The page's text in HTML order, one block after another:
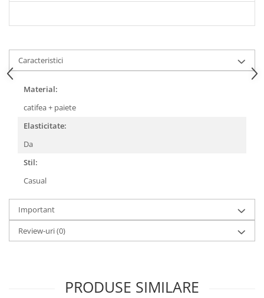
Caracteristici
Material:
catifea + paiete
Elasticitate:
Da
Stil:
Casual
Important
Review-uri(0)
PRODUSE SIMILARE